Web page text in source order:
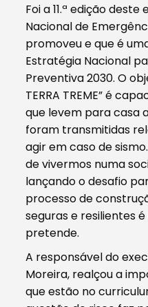
Foi a 11.ª edição
Nacional de
promoveu e que é
Estratégia Nacional
Preventiva 2030. O
TERRA TREME” é
que levem para casa
foram transmitidas
agir em caso de
de vivermos numa
lançando o desafio
processo de
seguras e resilientes
pretende.
A responsável do
Moreira, realçou a
que estão no